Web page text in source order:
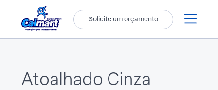
Solicite um orçamento
Atoalhado Cinza